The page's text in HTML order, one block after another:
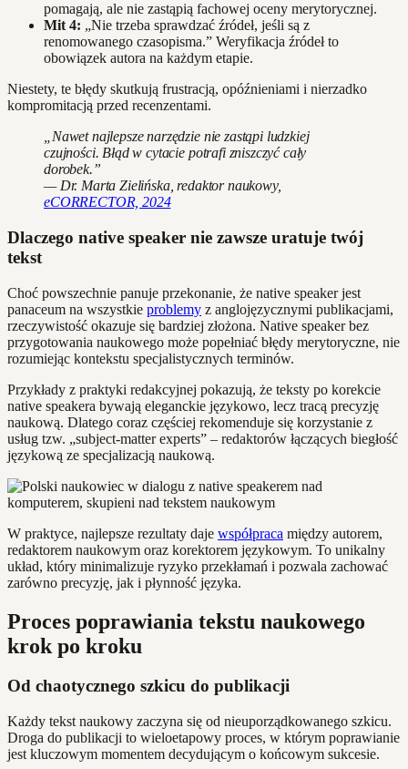
pomagają, ale nie zastąpią fachowej oceny merytorycznej.
Mit 4: „Nie trzeba sprawdzać źródeł, jeśli są z
renomowanego czasopisma.” Weryfikacja źródeł to
obowiązek autora na każdym etapie.
Niestety, te błędy skutkują frustracją, opóźnieniami i nierzadko
kompromitacją przed recenzentami.
„Nawet najlepsze narzędzie nie zastąpi ludzkiej
czujności. Błąd w cytacie potrafi zniszczyć cały
dorobek.”
— Dr. Marta Zielińska, redaktor naukowy,
eCORRECTOR, 2024
Dlaczego native speaker nie zawsze uratuje twój
tekst
Choć powszechnie panuje przekonanie, że native speaker jest
panaceum na wszystkie problemy z anglojęzycznymi publikacjami,
rzeczywistość okazuje się bardziej złożona. Native speaker bez
przygotowania naukowego może popełniać błędy merytoryczne, nie
rozumiejąc kontekstu specjalistycznych terminów.
Przykłady z praktyki redakcyjnej pokazują, że teksty po korekcie
native speakera bywają eleganckie językowo, lecz tracą precyzję
naukową. Dlatego coraz częściej rekomenduje się korzystanie z
usług tzw. „subject-matter experts” – redaktorów łączących biegłość
językową ze specjalizacją naukową.
W praktyce, najlepsze rezultaty daje współpraca między autorem,
redaktorem naukowym oraz korektorem językowym. To unikalny
układ, który minimalizuje ryzyko przekłamań i pozwala zachować
zarówno precyzję, jak i płynność języka.
Proces poprawiania tekstu naukowego
krok po kroku
Od chaotycznego szkicu do publikacji
Każdy tekst naukowy zaczyna się od nieuporządkowanego szkicu.
Droga do publikacji to wieloetapowy proces, w którym poprawianie
jest kluczowym momentem decydującym o końcowym sukcesie.